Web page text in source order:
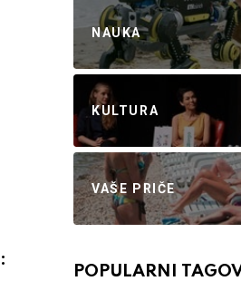
NAUKA
KULTURA
VAŠE PRIČE
POPULARNI